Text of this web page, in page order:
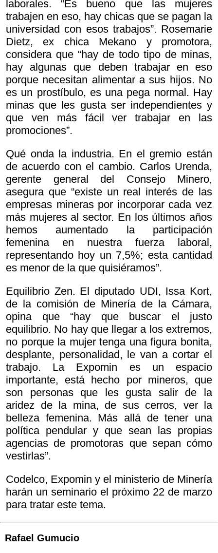
laborales. “Es bueno que las mujeres
trabajen en eso, hay chicas que se pagan la
universidad con esos trabajos”. Rosemarie
Dietz, ex chica Mekano y promotora,
considera que “hay de todo tipo de minas,
hay algunas que deben trabajar en eso
porque necesitan alimentar a sus hijos. No
es un prostíbulo, es una pega normal. Hay
minas que les gusta ser independientes y
que ven más fácil ver trabajar en las
promociones”.
Qué onda la industria. En el gremio están
de acuerdo con el cambio. Carlos Urenda,
gerente general del Consejo Minero,
asegura que “existe un real interés de las
empresas mineras por incorporar cada vez
más mujeres al sector. En los últimos años
hemos aumentado la participación
femenina en nuestra fuerza laboral,
representando hoy un 7,5%; esta cantidad
es menor de la que quisiéramos”.
Equilibrio Zen. El diputado UDI, Issa Kort,
de la comisión de Minería de la Cámara,
opina que “hay que buscar el justo
equilibrio. No hay que llegar a los extremos,
no porque la mujer tenga una figura bonita,
desplante, personalidad, le van a cortar el
trabajo. La Expomin es un espacio
importante, está hecho por mineros, que
son personas que les gusta salir de la
aridez de la mina, de sus cerros, ver la
belleza femenina. Más allá de tener una
política pendular y que sean las propias
agencias de promotoras que sepan cómo
vestirlas”.
Codelco, Expomin y el ministerio de Minería
harán un seminario el próximo 22 de marzo
para tratar este tema.
Rafael Gumucio